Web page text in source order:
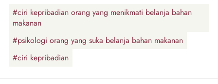
#ciri kepribadian orang yang menikmati belanja bahan
makanan
#psikologi orang yang suka belanja bahan makanan
#ciri kepribadian